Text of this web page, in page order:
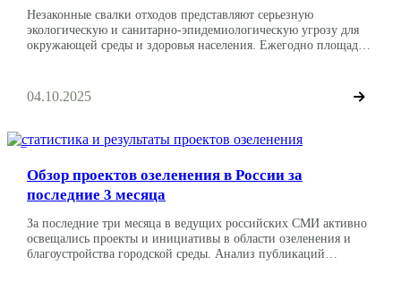
Незаконные свалки отходов представляют серьезную
экологическую и санитарно-эпидемиологическую угрозу для
окружающей среды и здоровья населения. Ежегодно площадь
взятых. Мы подготовили максимально подробное и актуальное
на осень-2025 руководство, как и куда можно составить
нашей […]
04.10.2025
Экология и власти
Обзор проектов озеленения в России за
последние 3 месяца
За последние три месяца в ведущих российских СМИ активно
освещались проекты и инициативы в области озеленения и
благоустройства городской среды. Анализ публикаций